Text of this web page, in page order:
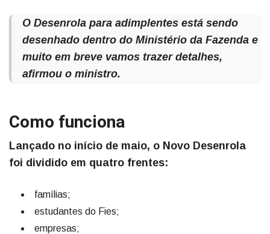
O Desenrola para adimplentes está sendo
desenhado dentro do Ministério da Fazenda e
muito em breve vamos trazer detalhes,
afirmou o ministro.
Como funciona
Lançado no início de maio, o Novo Desenrola
foi dividido em quatro frentes:
famílias;
estudantes do Fies;
empresas;